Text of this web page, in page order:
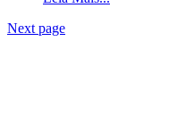
Next page